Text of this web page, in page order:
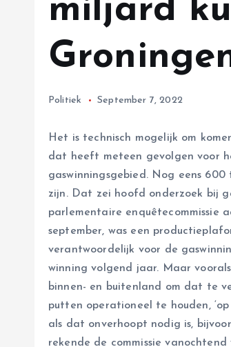
miljard
Politiek September 7, 2022
Het is technisch mogelijk om
dat heeft meteen gevolgen voor
gaswinningsgebied. Nog eens
zijn. Dat zei hoofd onderzoek bij
parlementaire enquêtecommissie
september, was een
verantwoordelijk voor de
winning volgend jaar. Maar
binnen- en buitenland om dat te
putten operationeel te houden,
als dat onverhoopt nodig is,
rekende de commissie